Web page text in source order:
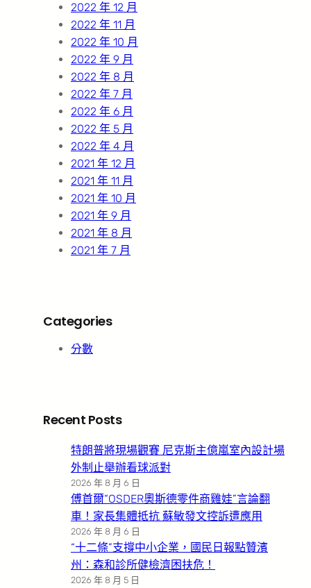
2022 年 12 月
2022 年 11 月
2022 年 10 月
2022 年 9 月
2022 年 8 月
2022 年 7 月
2022 年 6 月
2022 年 5 月
2022 年 4 月
2021 年 12 月
2021 年 11 月
2021 年 10 月
2021 年 9 月
2021 年 8 月
2021 年 7 月
Categories
分數
Recent Posts
特朗普將現場觀賽 尼克斯主億嵐室內設計場
外制止舉辦看球派對
2026 年 8 月 6 日
傅首爾“OSDER奧斯德零件商雞娃”言論翻
車！家長集體抵抗 蘇敏發文控訴遭應用
2026 年 8 月 6 日
“十二條”支撐中小企業，國民日報點贊濱
州：森和診所健檢濟困扶危！
2026 年 8 月 5 日